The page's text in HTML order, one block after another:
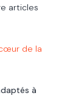
articles
de la
à